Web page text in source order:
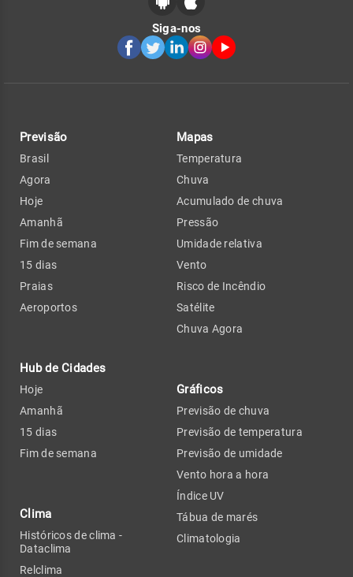
Siga-nos
Previsão
Brasil
Agora
Hoje
Amanhã
Fim de semana
15 dias
Praias
Aeroportos
Hub de Cidades
Hoje
Amanhã
15 dias
Fim de semana
Clima
Históricos de clima -
Dataclima
Relclima
Mapas
Temperatura
Chuva
Acumulado de chuva
Pressão
Umidade relativa
Vento
Risco de Incêndio
Satélite
Chuva Agora
Gráficos
Previsão de chuva
Previsão de temperatura
Previsão de umidade
Vento hora a hora
Índice UV
Tábua de marés
Climatologia